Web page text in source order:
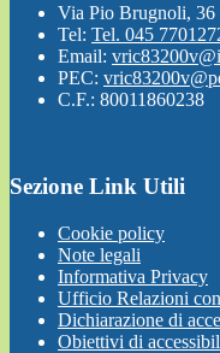
Via Pio Brugnoli, 36
Tel: Tel. 045
Email:
PEC:
C.F.: 80011860238
Sezione Link Utili
Cookie policy
Note legali
Informativa Privacy
Ufficio Relazioni
Dichiarazione di
Obiettivi di